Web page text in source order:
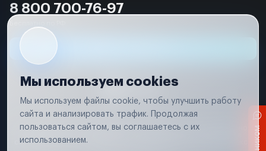
8 800 700-76-97
Условия использования
Вся информация, представленная на сайте, носит исключительно
соответствии с положениями статьи 437 (п. 2) Гражданского кодекса
Мы используем cookies
Мы используем файлы cookie, чтобы улучшить работу
сайта и анализировать трафик. Продолжая
пользоваться сайтом, вы соглашаетесь с их
использованием.